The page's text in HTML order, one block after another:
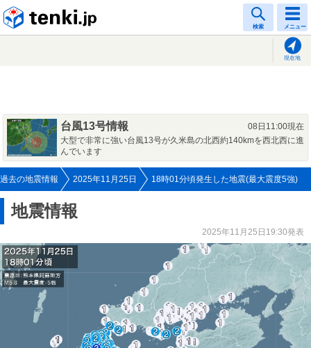
検索 メニュー
現在地
台風13号情報
08日11:00現在
大型で非常に強い台風13号が久米島の北西約140kmを西北西に進
んでいます
過去の地震情報 2025年11月25日 18時01分頃発生した地震(最大震度5強)
地震情報
2025年11月25日19:30発表